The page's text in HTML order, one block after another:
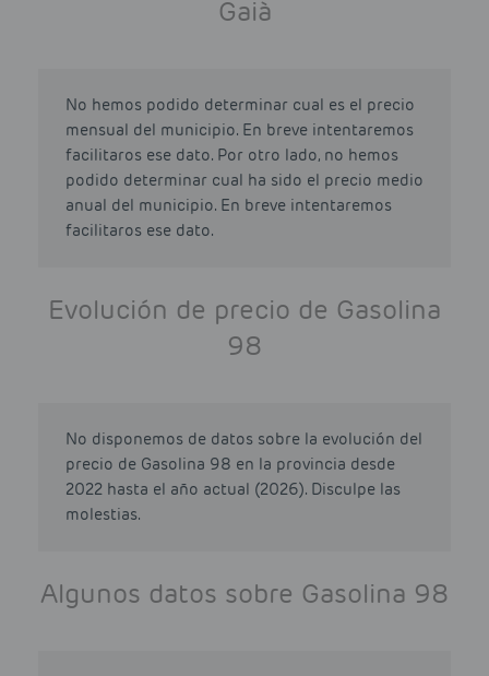
Gaià
No hemos podido determinar cual es el precio
mensual del municipio. En breve intentaremos
facilitaros ese dato. Por otro lado, no hemos
podido determinar cual ha sido el precio medio
anual del municipio. En breve intentaremos
facilitaros ese dato.
Evolución de precio de Gasolina
98
No disponemos de datos sobre la evolución del
precio de Gasolina 98 en la provincia desde
2022 hasta el año actual (2026). Disculpe las
molestias.
Algunos datos sobre Gasolina 98